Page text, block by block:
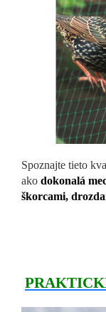
Spoznajte tieto
ako dokonalá
škorcami,